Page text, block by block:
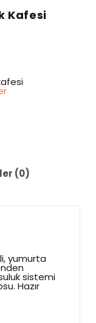
Kafesi
(0)
yumurta
sistemi
Hazır